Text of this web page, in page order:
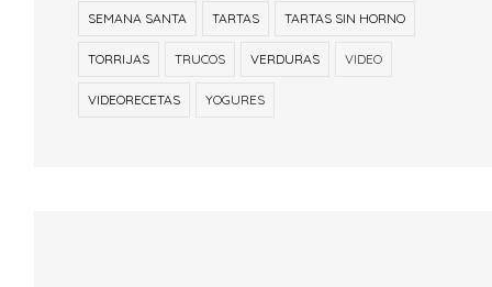
SEMANA SANTA TARTAS TARTAS SIN HORNO
TORRIJAS TRUCOS VERDURAS VIDEO
VIDEORECETAS YOGURES